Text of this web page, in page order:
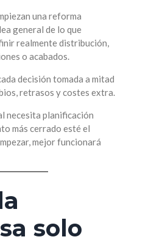
una reforma
general de lo que
realmente distribución,
o acabados.
decisión tomada a mitad
retrasos y costes extra.
necesita planificación
más cerrado esté el
mejor funcionará
solo